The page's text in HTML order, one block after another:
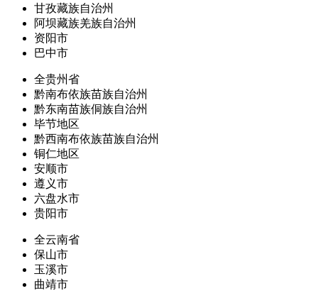
甘孜藏族自治州
阿坝藏族羌族自治州
资阳市
巴中市
全贵州省
黔南布依族苗族自治州
黔东南苗族侗族自治州
毕节地区
黔西南布依族苗族自治州
铜仁地区
安顺市
遵义市
六盘水市
贵阳市
全云南省
保山市
玉溪市
曲靖市